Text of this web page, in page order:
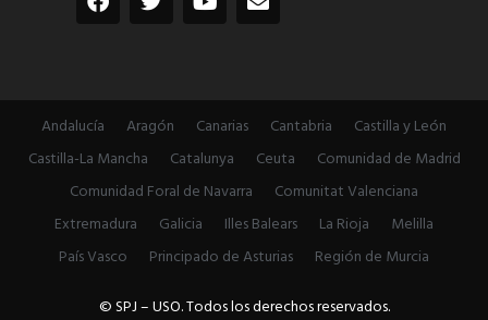
Andalucía Aragón Canarias Cantabria
Castilla y León
Castilla-La Mancha
Catalunya Ceuta
Comunidad de Madrid
Comunidad Foral de Navarra
Comunitat Valenciana
Extremadura
Galicia Illes Balears La Rioja
Melilla
País Vasco
Principado de Asturias
Región de Murcia
© SPJ – USO. Todos los derechos reservados.